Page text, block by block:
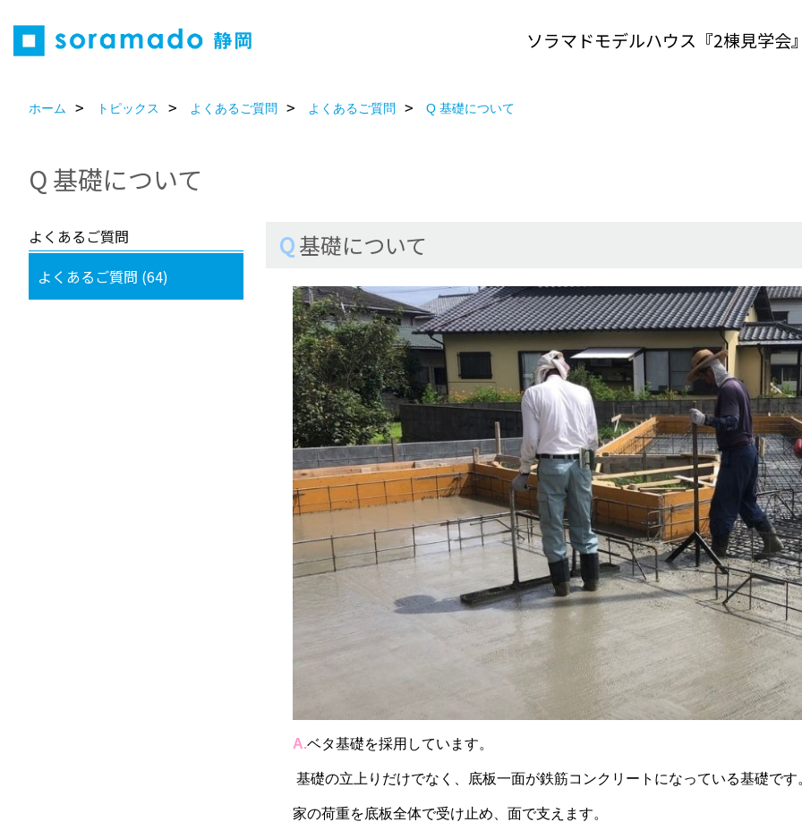
ソラマドモデルハウス『2棟見学会
ホーム トピックス よくあるご質問 よくあるご質問 Q 基礎について
Q 基礎について
Q基礎について
A.ベタ基礎を採用しています。
基礎の立上りだけでなく、底板一面が鉄筋コンクリートになっている基礎です
家の荷重を底板全体で受け止め、面で支えます。
よくあるご質問
よくあるご質問 (64)